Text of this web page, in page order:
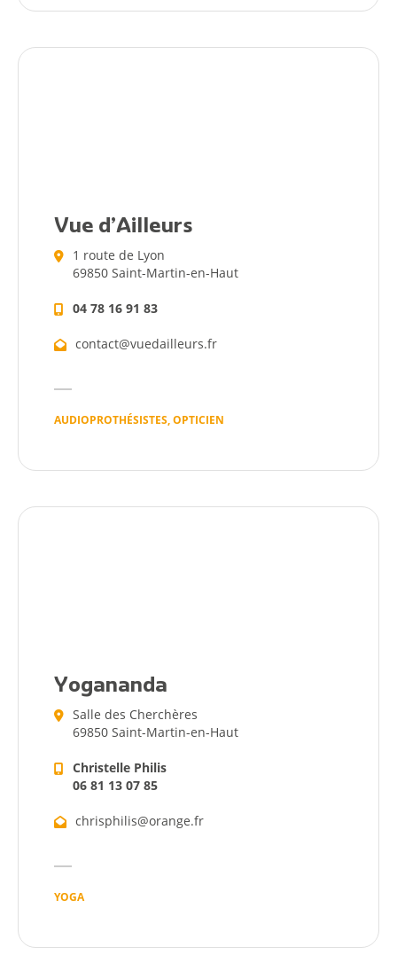
Vue d’Ailleurs
1 route de Lyon
69850 Saint-Martin-en-Haut
04 78 16 91 83
contact@vuedailleurs.fr
AUDIOPROTHÉSISTES, OPTICIEN
Yogananda
Salle des Cherchères
69850 Saint-Martin-en-Haut
Christelle Philis
06 81 13 07 85
chrisphilis@orange.fr
YOGA
Annuaire
Démarches